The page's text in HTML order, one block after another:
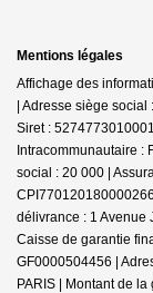
Mentions légales
Affichage des
| Adresse siège
Siret :
Intracommunautaire :
social : 20 000 |
délivrance : 1 Avenue
Caisse de garantie
GF0000504456 |
PARIS | Montant de